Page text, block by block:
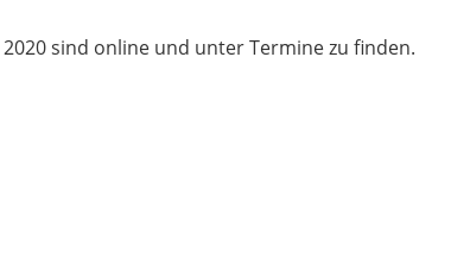
sind online und unter Termine zu finden.